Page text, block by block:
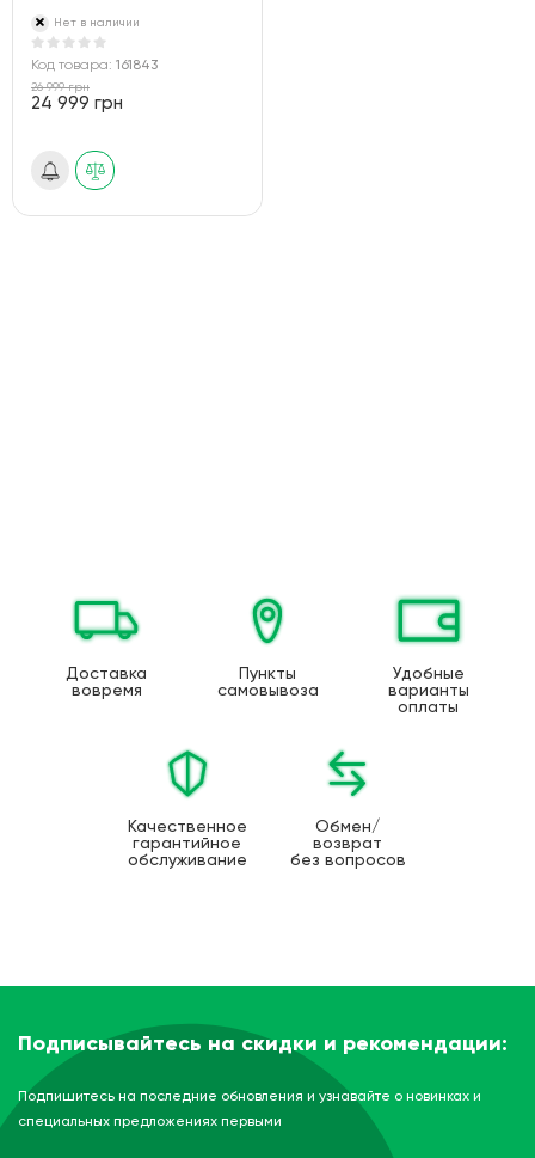
Нет в наличии
Код товара: 161843
26 999 грн
24 999 грн
Доставка
вовремя
Пункты
самовывоза
Удобные
варианты
оплаты
Качественное
гарантийное
обслуживание
Обмен/
возврат
без вопросов
Подписывайтесь на скидки и рекомендации:
Подпишитесь на последние обновления и узнавайте о новинках и
специальных предложениях первыми